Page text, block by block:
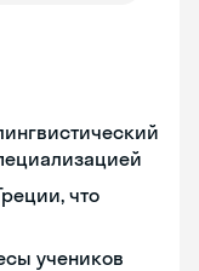
что
учеников